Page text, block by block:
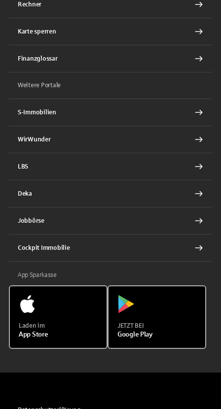
Rechner
Karte sperren
Finanzglossar
Weitere Portale
S-Immobilien
WirWunder
LBS
Deka
Jobbörse
Cockpit Immobilie
App Sparkasse
Laden im
App Store
JETZT BEI
Google Play